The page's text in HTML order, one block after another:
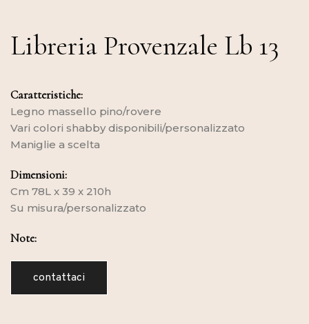
Libreria Provenzale Lb 13
Caratteristiche:
Legno massello pino/rovere
Vari colori shabby disponibili/personalizzato
Maniglie a scelta
Dimensioni:
Cm 78L x 39 x 210h
Su misura/personalizzato
Note:
contattaci